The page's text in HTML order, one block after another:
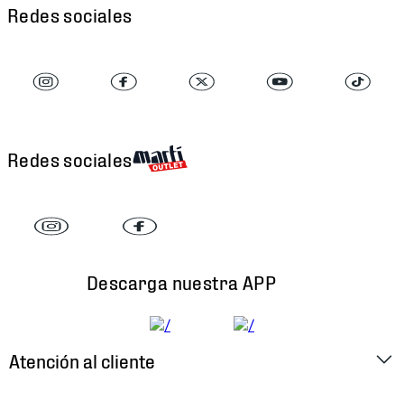
Redes sociales
Redes sociales
Descarga nuestra APP
Atención al cliente